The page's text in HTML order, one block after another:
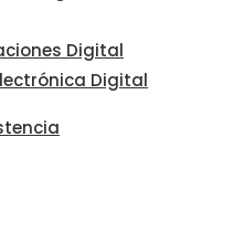
Digital
Digital